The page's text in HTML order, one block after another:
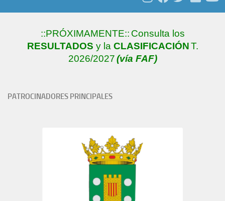
::PRÓXIMAMENTE:: Consulta los
RESULTADOS y la CLASIFICACIÓNT.
2026/2027(vía FAF)
PATROCINADORES PRINCIPALES